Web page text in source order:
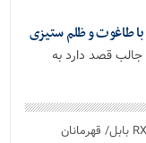
طاغوت و ظلم ستیزی
جالب قصد دارد به
رقابت نفسگیر ۲۰ ورزشکار حرفه ای در باشگاه RX بابل/ قهرمانان